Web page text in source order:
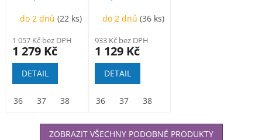
do 2 dnů(22 ks)
1 057 Kč bez DPH
1 279 Kč
DETAIL
36 37 38
do 2 dnů(36 ks)
933 Kč bez DPH
1 129 Kč
DETAIL
36 37 38
ZOBRAZIT VŠECHNY PODOBNÉ PRODUKTY